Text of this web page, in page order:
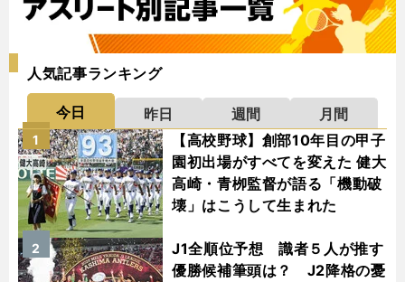
人気記事ランキング
今日 昨日 週間
月間
【高校野球】創部10年目の甲子
園初出場がすべてを変えた 健大
高崎・青栁監督が語る「機動破
壊」はこうして生まれた
1
J1全順位予想 識者５人が推す
優勝候補筆頭は？ J2降格の憂
2